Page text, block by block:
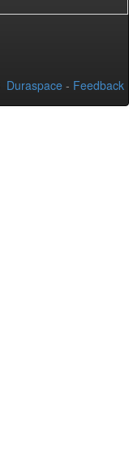
Duraspace - Feedback